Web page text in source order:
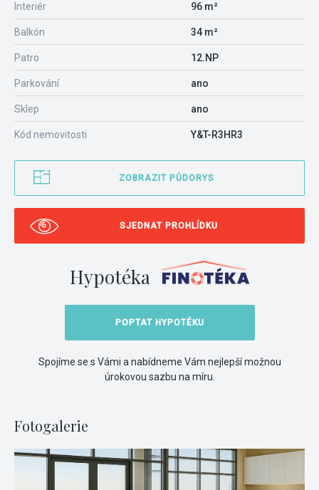
Interiér 96 m²
Balkón 34 m²
Patro 12.NP
Parkování ano
Sklep ano
Kód nemovitosti Y&T-R3HR3
ZOBRAZIT PŮDORYS
SJEDNAT PROHLÍDKU
Hypotéka
POPTAT HYPOTÉKU
Spojíme se s Vámi a nabídneme Vám nejlepší možnou
úrokovou sazbu na míru.
Fotogalerie